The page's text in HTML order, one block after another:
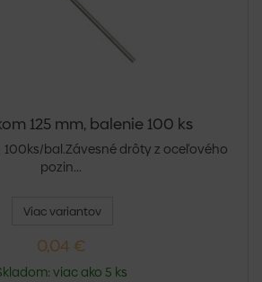
125 mm, balenie 100 ks
bal.Závesné drôty z oceľového
pozin...
Viac variantov
0,04 €
viac ako 5 ks